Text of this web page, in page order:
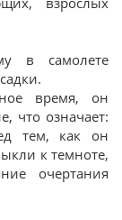
в самолете
время, он
что означает:
тем, как он
к темноте,
очертания